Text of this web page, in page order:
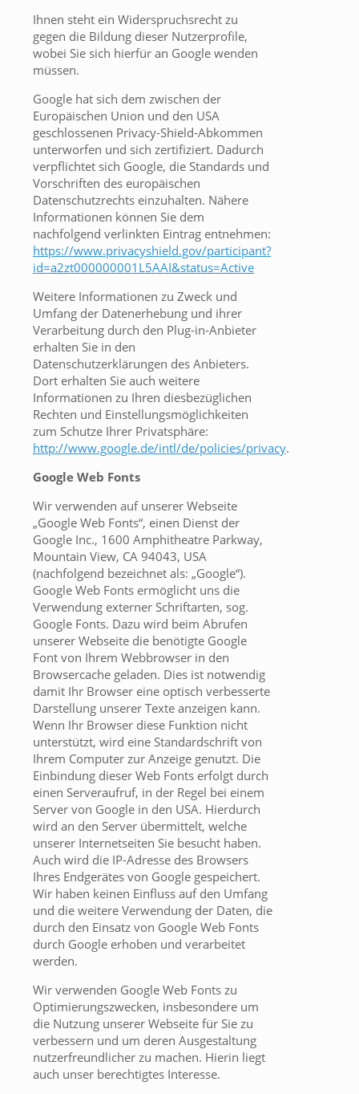
Ihnen steht ein Widerspruchsrecht zu
gegen die Bildung dieser Nutzerprofile,
wobei Sie sich hierfür an Google wenden
müssen.
Google hat sich dem zwischen der
Europäischen Union und den USA
geschlossenen Privacy-Shield-Abkommen
unterworfen und sich zertifiziert. Dadurch
verpflichtet sich Google, die Standards und
Vorschriften des europäischen
Datenschutzrechts einzuhalten. Nähere
Informationen können Sie dem
nachfolgend verlinkten Eintrag entnehmen:
https://www.privacyshield.gov/participant?
id=a2zt000000001L5AAI&status=Active
Weitere Informationen zu Zweck und
Umfang der Datenerhebung und ihrer
Verarbeitung durch den Plug-in-Anbieter
erhalten Sie in den
Datenschutzerklärungen des Anbieters.
Dort erhalten Sie auch weitere
Informationen zu Ihren diesbezüglichen
Rechten und Einstellungsmöglichkeiten
zum Schutze Ihrer Privatsphäre:
http://www.google.de/intl/de/policies/privacy.
Google Web Fonts
Wir verwenden auf unserer Webseite
„Google Web Fonts“, einen Dienst der
Google Inc., 1600 Amphitheatre Parkway,
Mountain View, CA 94043, USA
(nachfolgend bezeichnet als: „Google“).
Google Web Fonts ermöglicht uns die
Verwendung externer Schriftarten, sog.
Google Fonts. Dazu wird beim Abrufen
unserer Webseite die benötigte Google
Font von Ihrem Webbrowser in den
Browsercache geladen. Dies ist notwendig
damit Ihr Browser eine optisch verbesserte
Darstellung unserer Texte anzeigen kann.
Wenn Ihr Browser diese Funktion nicht
unterstützt, wird eine Standardschrift von
Ihrem Computer zur Anzeige genutzt. Die
Einbindung dieser Web Fonts erfolgt durch
einen Serveraufruf, in der Regel bei einem
Server von Google in den USA. Hierdurch
wird an den Server übermittelt, welche
unserer Internetseiten Sie besucht haben.
Auch wird die IP-Adresse des Browsers
Ihres Endgerätes von Google gespeichert.
Wir haben keinen Einfluss auf den Umfang
und die weitere Verwendung der Daten, die
durch den Einsatz von Google Web Fonts
durch Google erhoben und verarbeitet
werden.
Wir verwenden Google Web Fonts zu
Optimierungszwecken, insbesondere um
die Nutzung unserer Webseite für Sie zu
verbessern und um deren Ausgestaltung
nutzerfreundlicher zu machen. Hierin liegt
auch unser berechtigtes Interesse.